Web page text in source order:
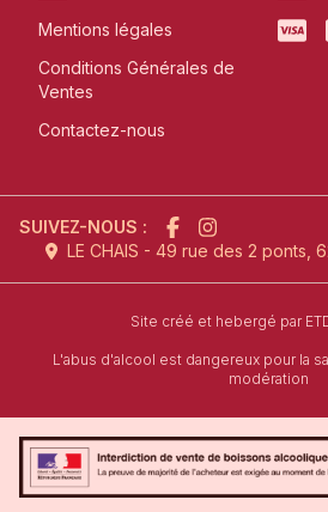
Mentions légales
Conditions Générales de
Ventes
Contactez-nous
SUIVEZ-NOUS :
LE CHAIS - 49 rue des 2 ponts,
Site créé et hebergé par
L'abus d'alcool est dangereux pour la
modération